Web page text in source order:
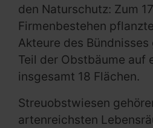
den Naturschutz: Zum
Firmenbestehen
Akteure des
Teil der Obstbäume auf
insgesamt 18 Flächen.
Streuobstwiesen
artenreichsten